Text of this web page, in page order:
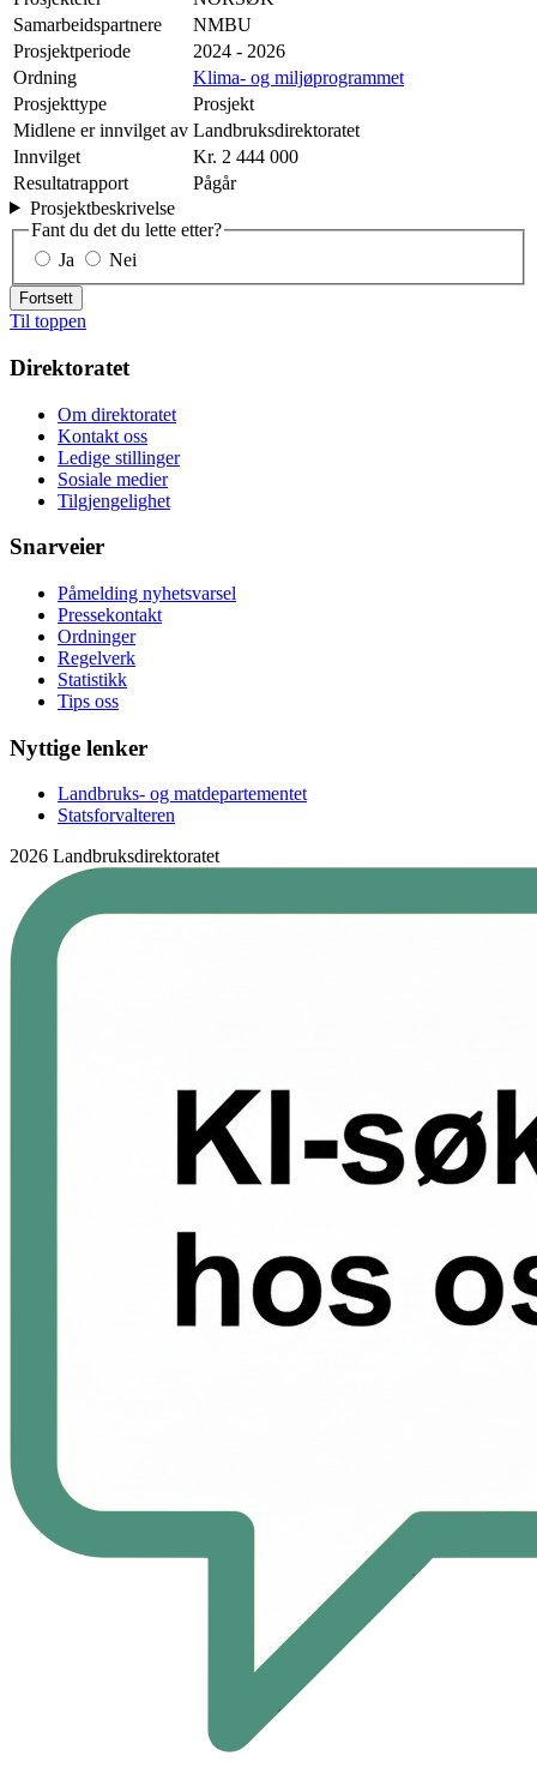
Samarbeidspartnere
NMBU
Prosjektperiode
2024 - 2026
Ordning
Klima- og miljøprogrammet
Prosjekttype
Prosjekt
Midlene er innvilget av Landbruksdirektoratet
Innvilget
Kr. 2 444 000
Resultatrapport
Pågår
Prosjektbeskrivelse
Fant du det du lette etter?
Ja
Nei
Fortsett
Til toppen
Direktoratet
Om direktoratet
Kontakt oss
Ledige stillinger
Sosiale medier
Tilgjengelighet
Snarveier
Påmelding nyhetsvarsel
Pressekontakt
Ordninger
Regelverk
Statistikk
Tips oss
Nyttige lenker
Landbruks- og matdepartementet
Statsforvalteren
2026 Landbruksdirektoratet